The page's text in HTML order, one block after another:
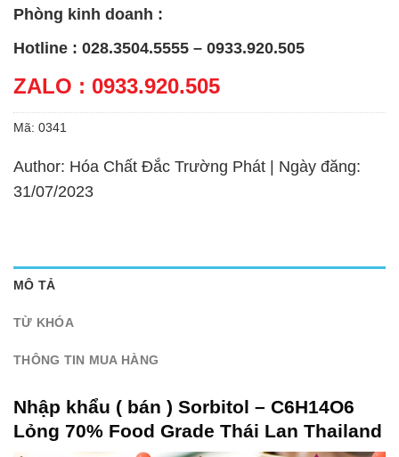
Phòng kinh doanh :
Hotline : 028.3504.5555 – 0933.920.505
ZALO : 0933.920.505
Mã: 0341
Author: Hóa Chất Đắc Trường Phát | Ngày đăng:
31/07/2023
MÔ TẢ
TỪ KHÓA
THÔNG TIN MUA HÀNG
Nhập khẩu ( bán ) Sorbitol – C6H14O6
Lỏng 70% Food Grade Thái Lan Thailand